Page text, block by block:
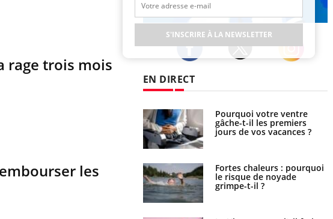
rage trois mois
les
EN DIRECT
La sieste empêche-t-elle de
dormir la nuit ?
Pourquoi votre ventre
gâche-t-il les premiers
jours de vos vacances ?
Fortes chaleurs : pourquoi
le risque de noyade
grimpe-t-il ?
S'INSCRIRE À LA NEWSLETTER